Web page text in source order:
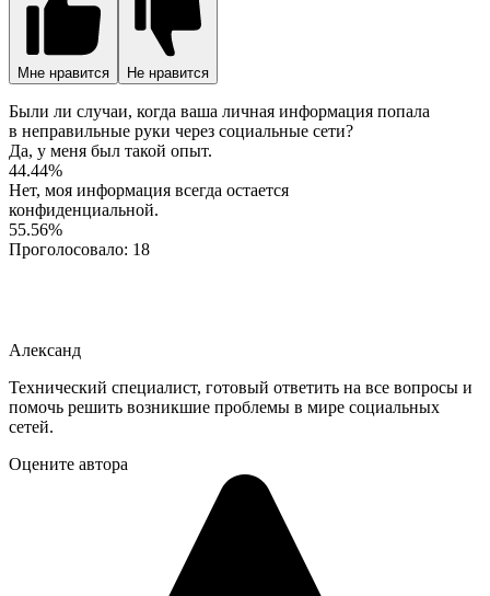
Мне нравится Не нравится
Были ли случаи, когда ваша личная информация попала
в неправильные руки через социальные сети?
Да, у меня был такой опыт.
44.44%
Нет, моя информация всегда остается
конфиденциальной.
55.56%
Проголосовало: 18
Александ
Технический специалист, готовый ответить на все вопросы и
помочь решить возникшие проблемы в мире социальных
сетей.
Оцените автора